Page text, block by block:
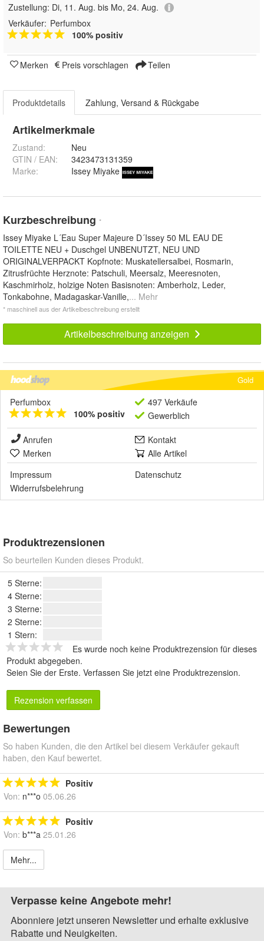
Zustellung: Di, 11. Aug. bis Mo, 24. Aug.
Verkäufer: Perfumbox
100% positiv
Merken Preis vorschlagen Teilen
Produktdetails Zahlung, Versand & Rückgabe
Artikelmerkmale
Zustand:
Neu
GTIN / EAN:
3423473131359
Marke:
Issey Miyake
Kurzbeschreibung *
Issey Miyake L´Eau Super Majeure D´Issey 50 ML EAU DE
TOILETTE NEU + Duschgel UNBENUTZT, NEU UND
ORIGINALVERPACKT Kopfnote: Muskatellersalbei, Rosmarin,
Zitrusfrüchte Herznote: Patschuli, Meersalz, Meeresnoten,
Kaschmirholz, holzige Noten Basisnoten: Amberholz, Leder,
Tonkabohne, Madagaskar-Vanille,... Mehr
* maschinell aus der Artikelbeschreibung erstellt
Artikelbeschreibung anzeigen
Gold
Perfumbox
100% positiv
497 Verkäufe
Gewerblich
Anrufen
Kontakt
Merken
Alle Artikel
Impressum
Datenschutz
Widerrufsbelehrung
Produktrezensionen
So beurteilen Kunden dieses Produkt.
5 Sterne:
4 Sterne:
3 Sterne:
2 Sterne:
1 Stern:
Es wurde noch keine Produktrezension für dieses
Produkt abgegeben.
Seien Sie der Erste. Verfassen Sie jetzt eine Produktrezension.
Rezension verfassen
Bewertungen
So haben Kunden, die den Artikel bei diesem Verkäufer gekauft
haben, den Kauf bewertet.
Positiv
Von: n***o 05.06.26
Positiv
Von: b***a 25.01.26
Mehr...
Verpasse keine Angebote mehr!
Abonniere jetzt unseren Newsletter und erhalte exklusive
Rabatte und Neuigkeiten.